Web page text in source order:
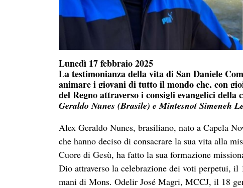
Lunedì 17 febbraio 2025
La testimonianza della vita di San Daniele
animare i giovani di tutto il mondo che, con
del Regno attraverso i consigli evangelici della
Geraldo Nunes (Brasile) eMintesnot Simeneh
Alex Geraldo Nunes, brasiliano, nato a Capela
che hanno deciso di consacrare la sua vita alla
Cuore di Gesù, ha fatto la sua formazione
Dio attraverso la celebrazione dei voti perpetui, il
mani di Mons. Odelir José Magri, MCCJ, il 18